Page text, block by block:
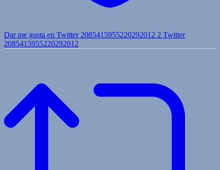
Dar me gusta en Twitter 2085415955220292012 2 Twitter
2085415955220292012